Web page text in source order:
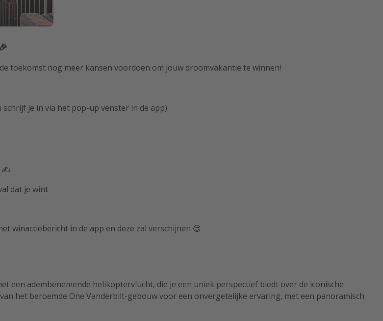
toekomst nog meer kansen voordoen om jouw droomvakantie te winnen!
je in via het pop-up venster in de app)
✍️
dat je wint
winactiebericht in de app en deze zal verschijnen 😊
een adembenemende helikoptervlucht, die je een uniek perspectief biedt over de iconische
het beroemde One Vanderbilt-gebouw voor een onvergetelijke ervaring, met een panoramisch